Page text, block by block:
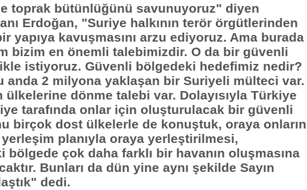
toprak bütünlüğünü savunuyoruz" diyen
Erdoğan, "Suriye halkının terör örgütlerinden
yapıya kavuşmasını arzu ediyoruz. Ama burada
bizim en önemli talebimizdir. O da bir güvenli
istiyoruz. Güvenli bölgedeki hedefimiz nedir?
anda 2 milyona yaklaşan bir Suriyeli mülteci var.
ülkelerine dönme talebi var. Dolayısıyla Türkiye
tarafında onlar için oluşturulacak bir güvenli
birçok dost ülkelerle de konuştuk, oraya onların
planıyla oraya yerleştirilmesi,
bölgede çok daha farklı bir havanın oluşmasına
Bunları da dün yine aynı şekilde Sayın
dedi.